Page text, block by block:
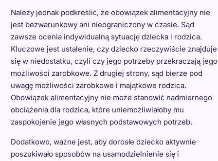
Należy jednak podkreślić, że obowiązek alimentacyjny nie
jest bezwarunkowy ani nieograniczony w czasie. Sąd
zawsze ocenia indywidualną sytuację dziecka i rodzica.
Kluczowe jest ustalenie, czy dziecko rzeczywiście znajduje
się w niedostatku, czyli czy jego potrzeby przekraczają jego
możliwości zarobkowe. Z drugiej strony, sąd bierze pod
uwagę możliwości zarobkowe i majątkowe rodzica.
Obowiązek alimentacyjny nie może stanowić nadmiernego
obciążenia dla rodzica, które uniemożliwiałoby mu
zaspokojenie jego własnych podstawowych potrzeb.
Dodatkowo, ważne jest, aby dorosłe dziecko aktywnie
poszukiwało sposobów na usamodzielnienie się i